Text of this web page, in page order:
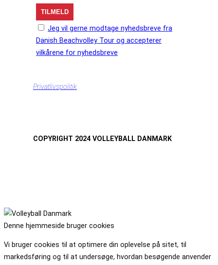
Jeg vil gerne modtage nyhedsbreve fra
Danish Beachvolley Tour og accepterer
vilkårene for nyhedsbreve
Privatlivspolitik
COPYRIGHT 2024 VOLLEYBALL DANMARK
Denne hjemmeside bruger cookies
Vi bruger cookies til at optimere din oplevelse på sitet, til
markedsføring og til at undersøge, hvordan besøgende anvender